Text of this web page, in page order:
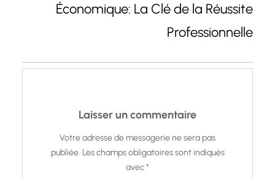
Économique: La Clé de la Réussite
Professionnelle
Laisser un commentaire
Votre adresse de messagerie ne sera pas
publiée. Les champs obligatoires sont indiqués
avec*